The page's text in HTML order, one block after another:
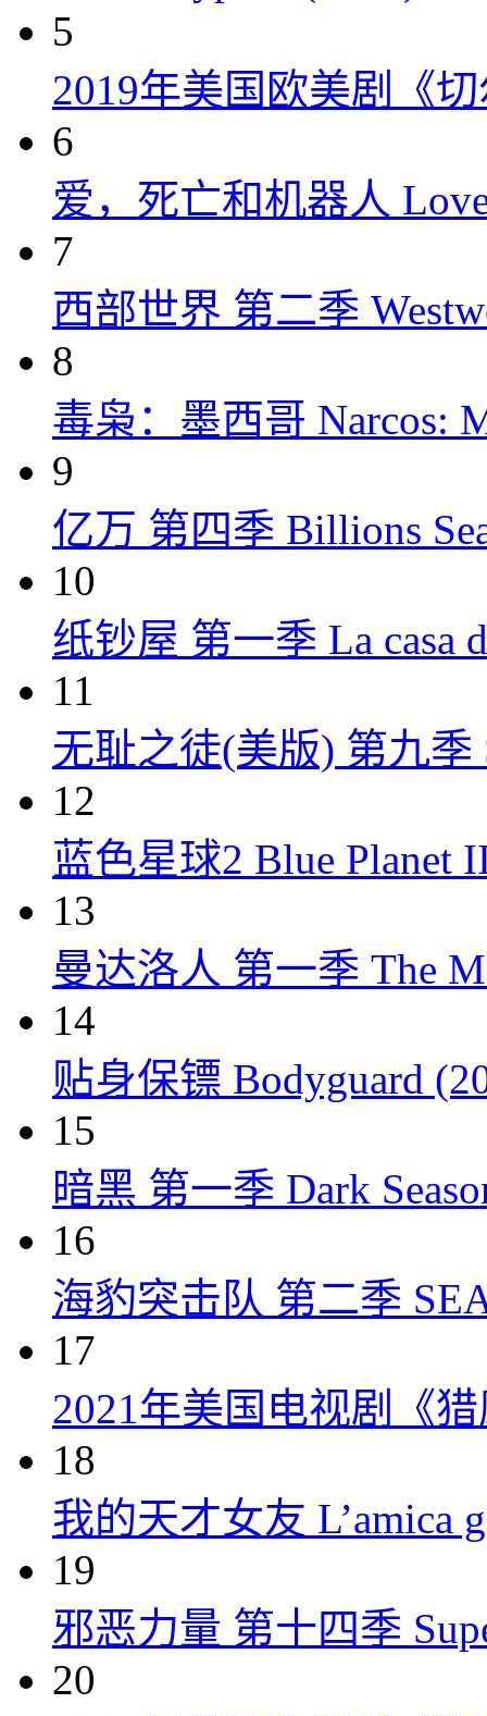
5
2019年美国欧美剧《
6
爱，死亡和机器人
7
西部世界 第二季
8
毒枭：墨西哥 Narcos:
9
亿万 第四季 Billions
10
纸钞屋 第一季 La casa
11
无耻之徒(美版) 第九季
12
蓝色星球2 Blue Planet
13
曼达洛人 第一季 The
14
贴身保镖 Bodyguard
15
暗黑 第一季 Dark
16
海豹突击队 第二季
17
2021年美国电视剧《
18
我的天才女友 L’amica
19
邪恶力量 第十四季
20